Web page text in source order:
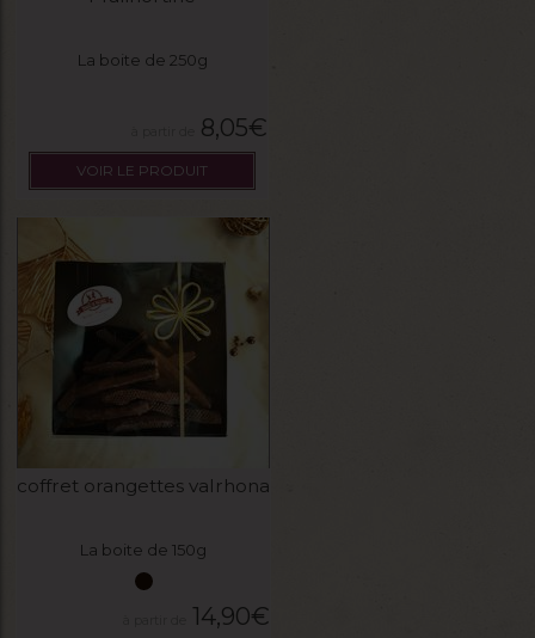
La boite de 250g
8,05€
VOIR LE PRODUIT
coffret orangettes valrhona
La boite de 150g
14,90€